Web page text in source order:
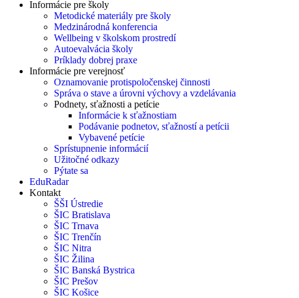
Informácie pre školy
Metodické materiály pre školy
Medzinárodná konferencia
Wellbeing v školskom prostredí
Autoevalvácia školy
Príklady dobrej praxe
Informácie pre verejnosť
Oznamovanie protispoločenskej činnosti
Správa o stave a úrovni výchovy a vzdelávania
Podnety, sťažnosti a petície
Informácie k sťažnostiam
Podávanie podnetov, sťažností a petícii
Vybavené petície
Sprístupnenie informácií
Užitočné odkazy
Pýtate sa
EduRadar
Kontakt
ŠŠI Ústredie
ŠIC Bratislava
ŠIC Trnava
ŠIC Trenčín
ŠIC Nitra
ŠIC Žilina
ŠIC Banská Bystrica
ŠIC Prešov
ŠIC Košice